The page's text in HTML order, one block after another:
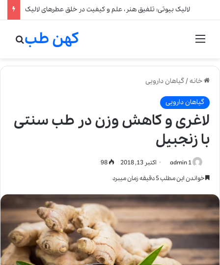
لالیک بیوتی: تلفیق هنر، علم و کیفیت در خلق عطرهای لالیک
منو کهن طب
خانه/ گیاهان دارویی
گیاهان دارویی
لاغری و کاهش وزن در طب سنتی
با زنجبیل
admin 1 اکتبر 13, 2018
خواندن این مطلب 5 دقیقه زمان میبرد